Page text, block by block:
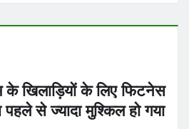
के खिलाड़ियों के लिए फिटनेस
से ज्यादा मुश्किल हो गया